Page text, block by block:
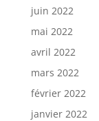
juin 2022
mai 2022
avril 2022
mars 2022
février 2022
janvier 2022